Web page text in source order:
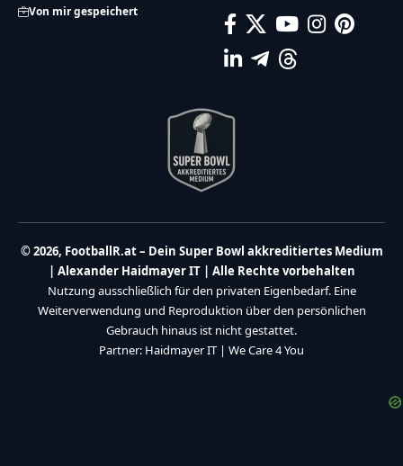
Von mir gespeichert
© 2026, FootballR.at – Dein Super Bowl akkreditiertes Medium
| Alexander Haidmayer IT | Alle Rechte vorbehalten
Nutzung ausschließlich für den privaten Eigenbedarf. Eine
Weiterverwendung und Reproduktion über den persönlichen
Gebrauch hinaus ist nicht gestattet.
Partner: Haidmayer IT | We Care 4 You